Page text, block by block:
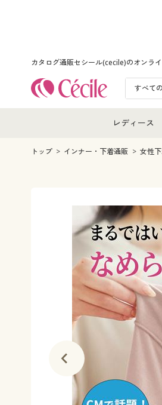
カタログ通販セシール(cecile)のオンラ
レディース
レディース
女性下着
トップ インナー・下着通販 女性